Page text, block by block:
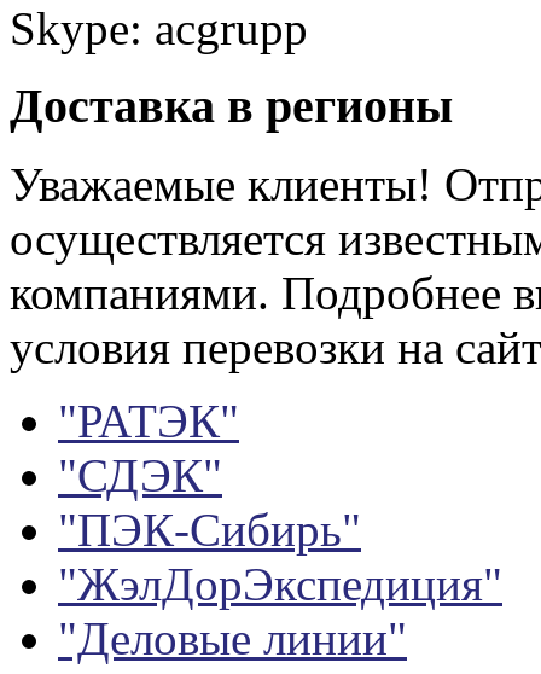
Skype: acgrupp
Доставка в регионы
Уважаемые клиенты!
осуществляется
компаниями. Подробнее
условия перевозки на
"РАТЭК"
"СДЭК"
"ПЭК-Сибирь"
"ЖэлДорЭкспедиция"
"Деловые линии"